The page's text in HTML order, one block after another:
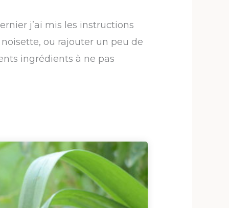
j’ai mis les instructions
ou rajouter un peu de
ingrédients à ne pas